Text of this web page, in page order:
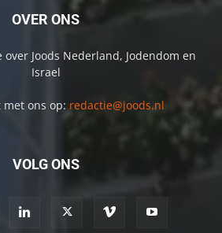
OVER ONS
Joods Nederland, Jodendom en
Israel
met ons op: redactie@joods.nl
VOLG ONS